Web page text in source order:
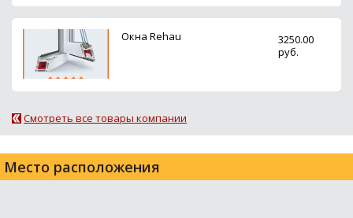
Окна Rehau
3250.00
руб.
Смотреть все товары компании
Место расположения